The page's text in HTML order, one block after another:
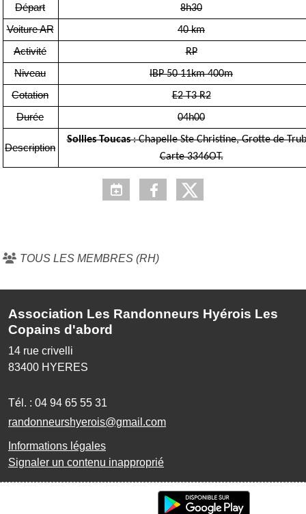
Départ 8h30
Voiture AR 40 km
Activité RP
Niveau IBP 50 11km 400m
Cotation E2 T3 R2
Durée 04h00
Description
Sollies Toucas: Chapelle Ste Christine, Grotte de
Carte 3346OT.
TOUS LES MEMBRES (RH)
Association Les Randonneurs Hyérois Les
Copains d'abord
14 rue crivelli
83400 HYERES
Tél. : 04 94 65 55 31
randonneurshyerois@gmail.com
Informations légales
Signaler un contenu inapproprié